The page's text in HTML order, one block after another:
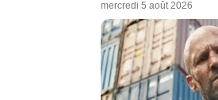
mercredi 5 août 2026